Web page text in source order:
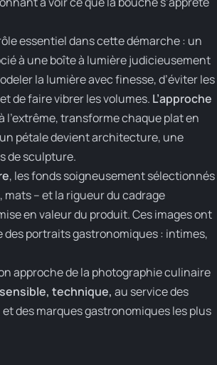
essentiel dans cette démarche : un
à une boîte à lumière judicieusement
la lumière avec finesse, d’éviter les
de faire vibrer les volumes. L’approche
l’extrême, transforme chaque plat en
pétale devient architecture, une
de sculpture.
, les fonds soigneusement sélectionnés
– et la rigueur du cadrage
en valeur du produit. Ces images ont
des portraits gastronomiques : intimes,
approche de la photographie culinaire
technique, au service des
des marques gastronomiques les plus